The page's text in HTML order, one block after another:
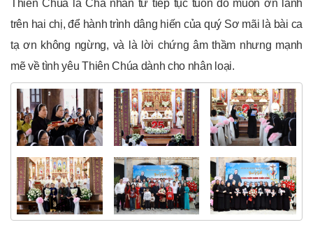
Thiên Chúa là Cha nhân từ tiếp tục tuôn đổ muôn ơn lành
trên hai chị, để hành trình dâng hiến của quý Sơ mãi là bài ca
tạ ơn không ngừng, và là lời chứng âm thầm nhưng mạnh
mẽ về tình yêu Thiên Chúa dành cho nhân loại.